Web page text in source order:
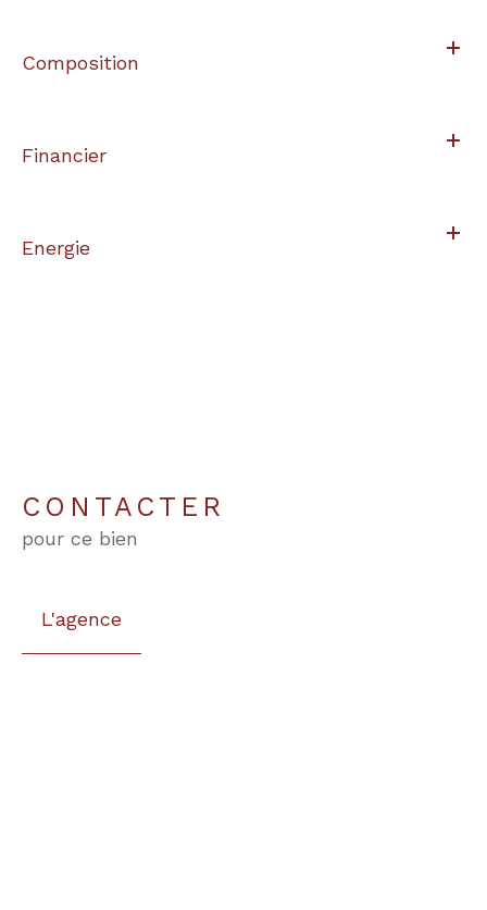
Composition
Financier
Energie
CONTACTER
pour ce bien
L'agence